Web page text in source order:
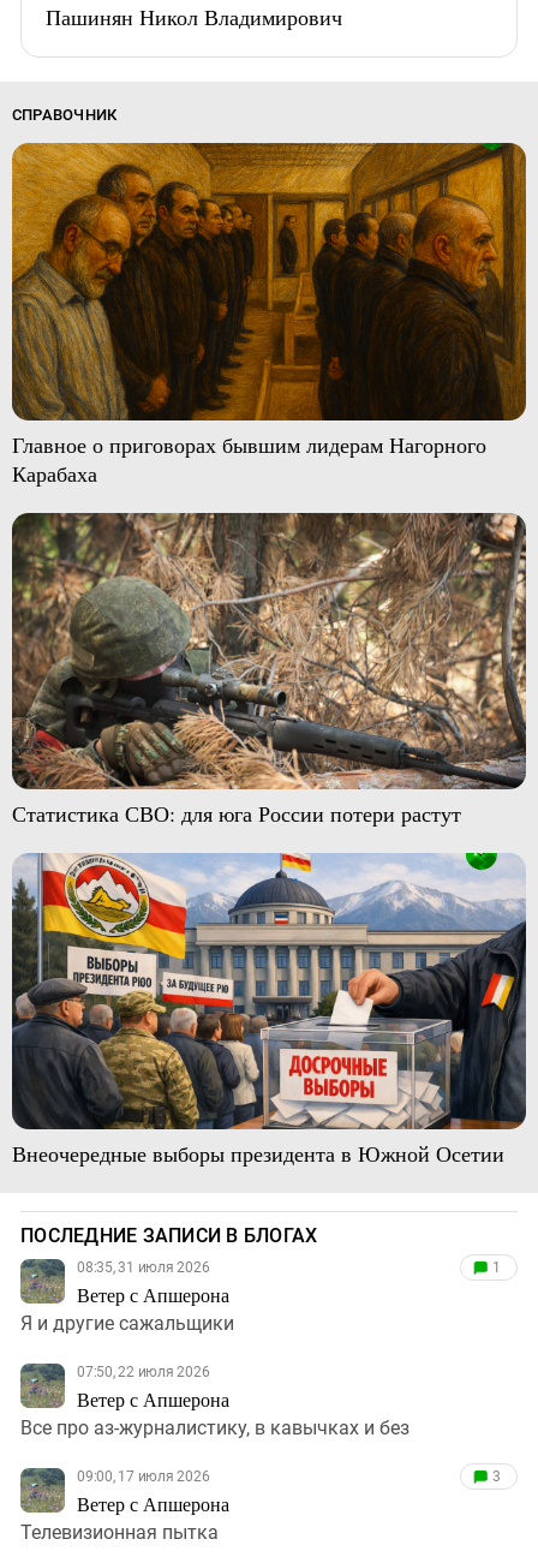
Пашинян Никол Владимирович
СПРАВОЧНИК
Главное о приговорах бывшим лидерам Нагорного
Карабаха
Статистика СВО: для юга России потери растут
Внеочередные выборы президента в Южной Осетии
ПОСЛЕДНИЕ ЗАПИСИ В БЛОГАХ
08:35, 31 июля 2026
Ветер с Апшерона
1
Я и другие сажальщики
07:50, 22 июля 2026
Ветер с Апшерона
Все про аз-журналистику, в кавычках и без
09:00, 17 июля 2026
Ветер с Апшерона
3
Телевизионная пытка